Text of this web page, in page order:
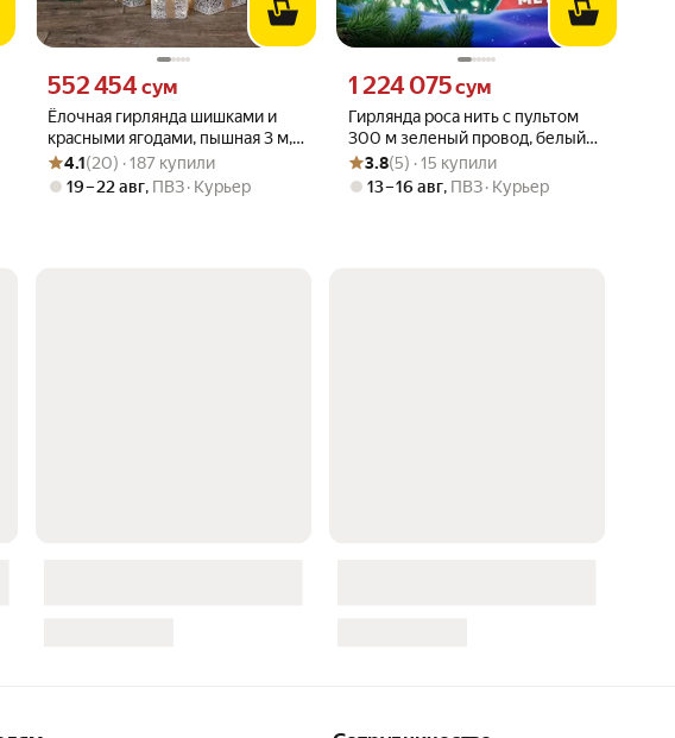
Ёлочная гирлянда шишками и
красными ягодами, пышная 3 м,
300 веток. Декор для Нового
года
Цена 552454 сум вместо
552 454 сум
Рейтинг товара: 4.1 из 5
Оценок: (20) · 187 купили
4.1(20) · 187 купили
19 – 22 авг, ПВЗ Курьер
Гирлянда роса нить с пультом
300 м зеленый провод, белый
свет
Цена 1224075 сум вместо
1 224 075сум
Рейтинг товара: 3.8 из 5
Оценок: (5) · 15 купили
3.8(5) · 15 купили
13 – 16 авг, ПВЗ Курьер